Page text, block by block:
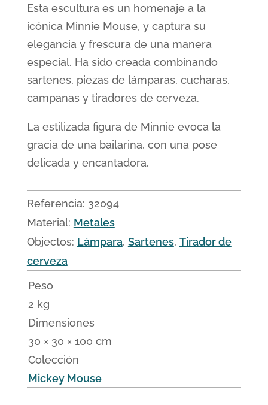
Esta escultura es un homenaje a la
icónica Minnie Mouse, y captura su
elegancia y frescura de una manera
especial. Ha sido creada combinando
sartenes, piezas de lámparas, cucharas,
campanas y tiradores de cerveza.
La estilizada figura de Minnie evoca la
gracia de una bailarina, con una pose
delicada y encantadora.
Referencia: 32094
Material: Metales
Objectos: Lámpara, Sartenes, Tirador de
cerveza
Peso
2 kg
Dimensiones
30 × 30 × 100 cm
Colección
Mickey Mouse